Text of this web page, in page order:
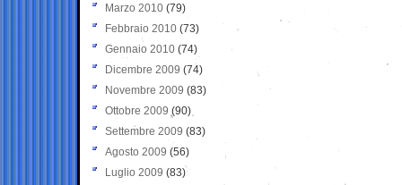
Marzo 2010 (79)
Febbraio 2010 (73)
Gennaio 2010 (74)
Dicembre 2009 (74)
Novembre 2009 (83)
Ottobre 2009 (90)
Settembre 2009 (83)
Agosto 2009 (56)
Luglio 2009 (83)